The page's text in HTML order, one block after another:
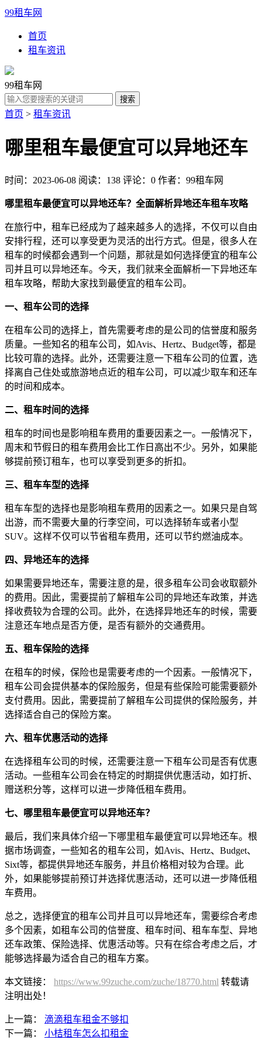
99租车网
首页
租车资讯
99租车网
首页 > 租车资讯
哪里租车最便宜可以异地还车
时间：2023-06-08 阅读：138 评论：0 作者：99租车网
哪里租车最便宜可以异地还车？全面解析异地还车租车攻略
在旅行中，租车已经成为了越来越多人的选择，不仅可以自由
安排行程，还可以享受更为灵活的出行方式。但是，很多人在
租车的时候都会遇到一个问题，那就是如何选择便宜的租车公
司并且可以异地还车。今天，我们就来全面解析一下异地还车
租车攻略，帮助大家找到最便宜的租车公司。
一、租车公司的选择
在租车公司的选择上，首先需要考虑的是公司的信誉度和服务
质量。一些知名的租车公司，如Avis、Hertz、Budget等，都是
比较可靠的选择。此外，还需要注意一下租车公司的位置，选
择离自己住处或旅游地点近的租车公司，可以减少取车和还车
的时间和成本。
二、租车时间的选择
租车的时间也是影响租车费用的重要因素之一。一般情况下，
周末和节假日的租车费用会比工作日高出不少。另外，如果能
够提前预订租车，也可以享受到更多的折扣。
三、租车车型的选择
租车车型的选择也是影响租车费用的因素之一。如果只是自驾
出游，而不需要大量的行李空间，可以选择轿车或者小型
SUV。这样不仅可以节省租车费用，还可以节约燃油成本。
四、异地还车的选择
如果需要异地还车，需要注意的是，很多租车公司会收取额外
的费用。因此，需要提前了解租车公司的异地还车政策，并选
择收费较为合理的公司。此外，在选择异地还车的时候，需要
注意还车地点是否方便，是否有额外的交通费用。
五、租车保险的选择
在租车的时候，保险也是需要考虑的一个因素。一般情况下，
租车公司会提供基本的保险服务，但是有些保险可能需要额外
支付费用。因此，需要提前了解租车公司提供的保险服务，并
选择适合自己的保险方案。
六、租车优惠活动的选择
在选择租车公司的时候，还需要注意一下租车公司是否有优惠
活动。一些租车公司会在特定的时期提供优惠活动，如打折、
赠送积分等，这样可以进一步降低租车费用。
七、哪里租车最便宜可以异地还车？
最后，我们来具体介绍一下哪里租车最便宜可以异地还车。根
据市场调查，一些知名的租车公司，如Avis、Hertz、Budget、
Sixt等，都提供异地还车服务，并且价格相对较为合理。此
外，如果能够提前预订并选择优惠活动，还可以进一步降低租
车费用。
总之，选择便宜的租车公司并且可以异地还车，需要综合考虑
多个因素，如租车公司的信誉度、租车时间、租车车型、异地
还车政策、保险选择、优惠活动等。只有在综合考虑之后，才
能够选择最为适合自己的租车方案。
本文链接： https://www.99zuche.com/zuche/18770.html 转载请
注明出处！
上一篇： 滴滴租车租金不够扣
下一篇： 小桔租车怎么扣租金